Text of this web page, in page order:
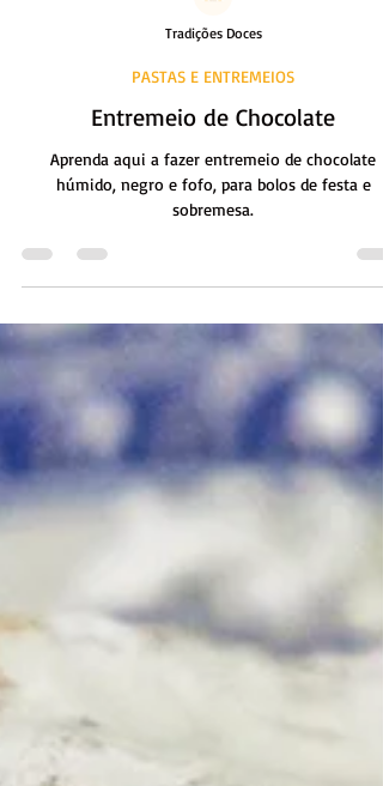
Entremeio de Chocolate
Aprenda aqui a fazer entremeio de chocolate
húmido, negro e fofo, para bolos de festa e